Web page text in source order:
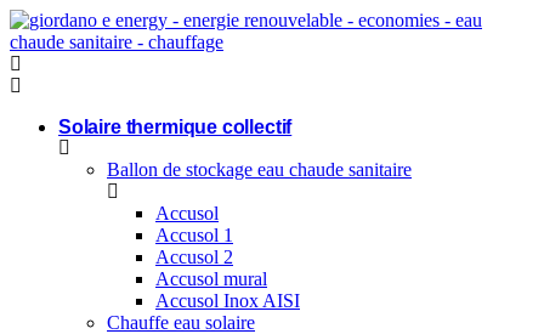
Aller
au
contenu
Solaire thermique collectif
Ballon de stockage eau chaude sanitaire
Accusol
Accusol 1
Accusol 2
Accusol mural
Accusol Inox AISI
Chauffe eau solaire